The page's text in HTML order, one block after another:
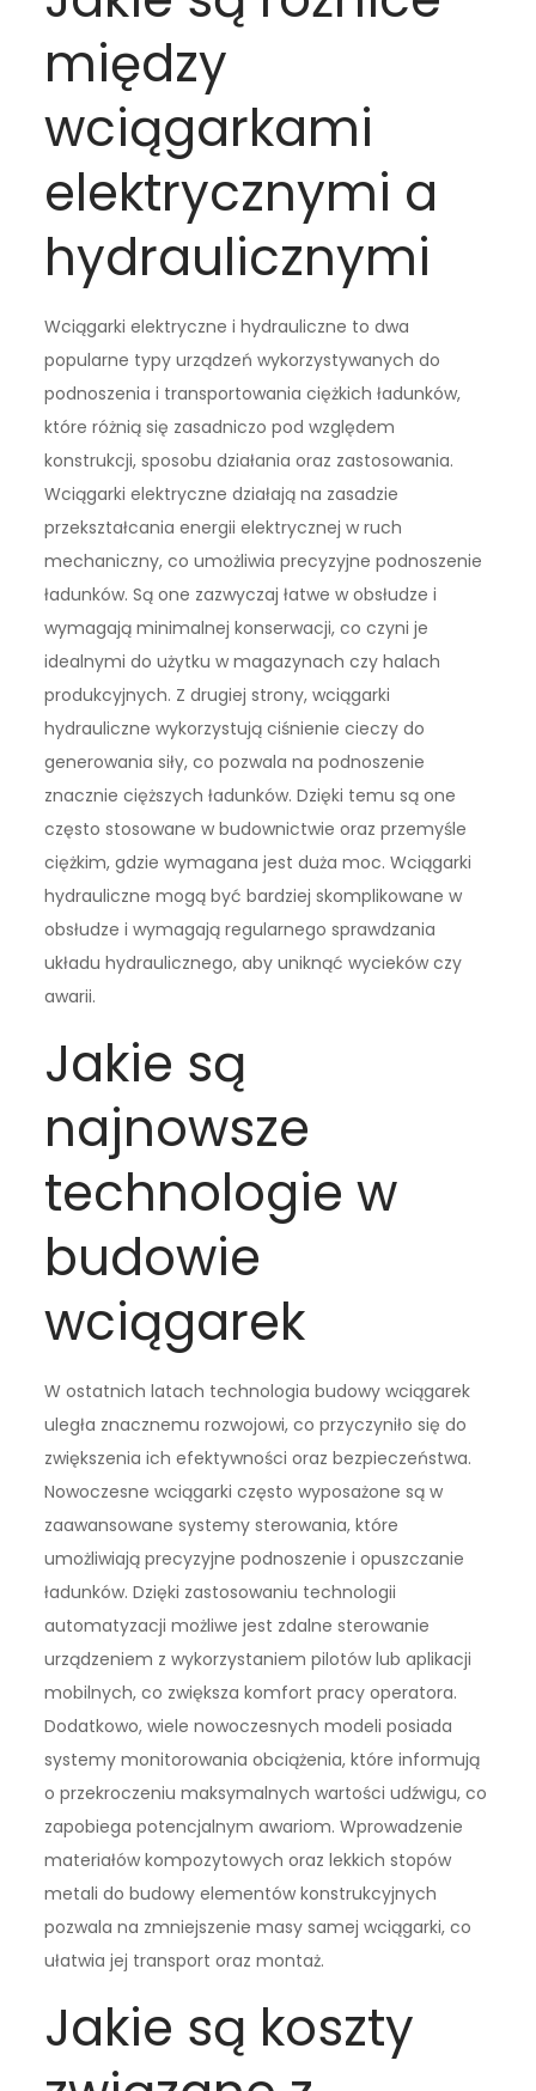
między
wciągarkami
elektrycznymi a
hydraulicznymi
Wciągarki elektryczne i hydrauliczne to dwa
popularne typy urządzeń wykorzystywanych do
podnoszenia i transportowania ciężkich ładunków,
które różnią się zasadniczo pod względem
konstrukcji, sposobu działania oraz zastosowania.
Wciągarki elektryczne działają na zasadzie
przekształcania energii elektrycznej w ruch
mechaniczny, co umożliwia precyzyjne podnoszenie
ładunków. Są one zazwyczaj łatwe w obsłudze i
wymagają minimalnej konserwacji, co czyni je
idealnymi do użytku w magazynach czy halach
produkcyjnych. Z drugiej strony, wciągarki
hydrauliczne wykorzystują ciśnienie cieczy do
generowania siły, co pozwala na podnoszenie
znacznie cięższych ładunków. Dzięki temu są one
często stosowane w budownictwie oraz przemyśle
ciężkim, gdzie wymagana jest duża moc. Wciągarki
hydrauliczne mogą być bardziej skomplikowane w
obsłudze i wymagają regularnego sprawdzania
układu hydraulicznego, aby uniknąć wycieków czy
awarii.
Jakie są
najnowsze
technologie w
budowie
wciągarek
W ostatnich latach technologia budowy wciągarek
uległa znacznemu rozwojowi, co przyczyniło się do
zwiększenia ich efektywności oraz bezpieczeństwa.
Nowoczesne wciągarki często wyposażone są w
zaawansowane systemy sterowania, które
umożliwiają precyzyjne podnoszenie i opuszczanie
ładunków. Dzięki zastosowaniu technologii
automatyzacji możliwe jest zdalne sterowanie
urządzeniem z wykorzystaniem pilotów lub aplikacji
mobilnych, co zwiększa komfort pracy operatora.
Dodatkowo, wiele nowoczesnych modeli posiada
systemy monitorowania obciążenia, które informują
o przekroczeniu maksymalnych wartości udźwigu, co
zapobiega potencjalnym awariom. Wprowadzenie
materiałów kompozytowych oraz lekkich stopów
metali do budowy elementów konstrukcyjnych
pozwala na zmniejszenie masy samej wciągarki, co
ułatwia jej transport oraz montaż.
Jakie są koszty